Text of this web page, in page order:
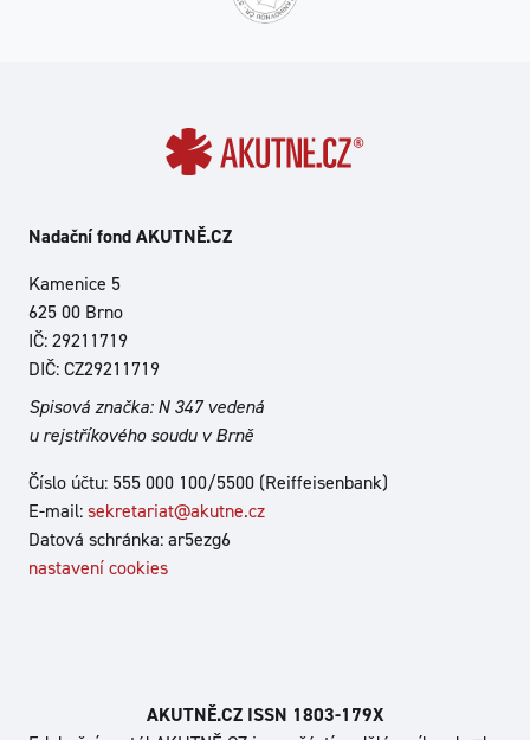
Nadační fond AKUTNĚ.CZ
Kamenice 5
625 00 Brno
IČ: 29211719
DIČ: CZ29211719
Spisová značka: N 347 vedená
u rejstříkového soudu v Brně
Číslo účtu: 555 000 100/5500 (Reiffeisenbank)
E-mail:sekretariat@akutne.cz
Datová schránka: ar5ezg6
nastavení cookies
AKUTNĚ.CZ ISSN 1803‑179X